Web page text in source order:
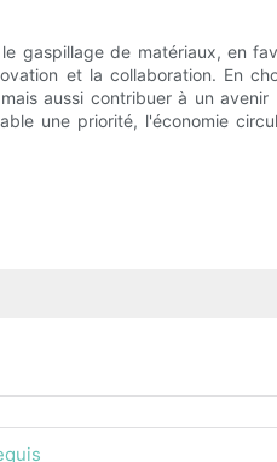
gaspillage de matériaux, en
et la collaboration. En
aussi contribuer à un
une priorité, l'économie